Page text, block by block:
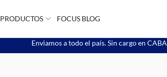
PRODUCTOS FOCUS BLOG
Enviamos a todo el país. Sin cargo en CABA